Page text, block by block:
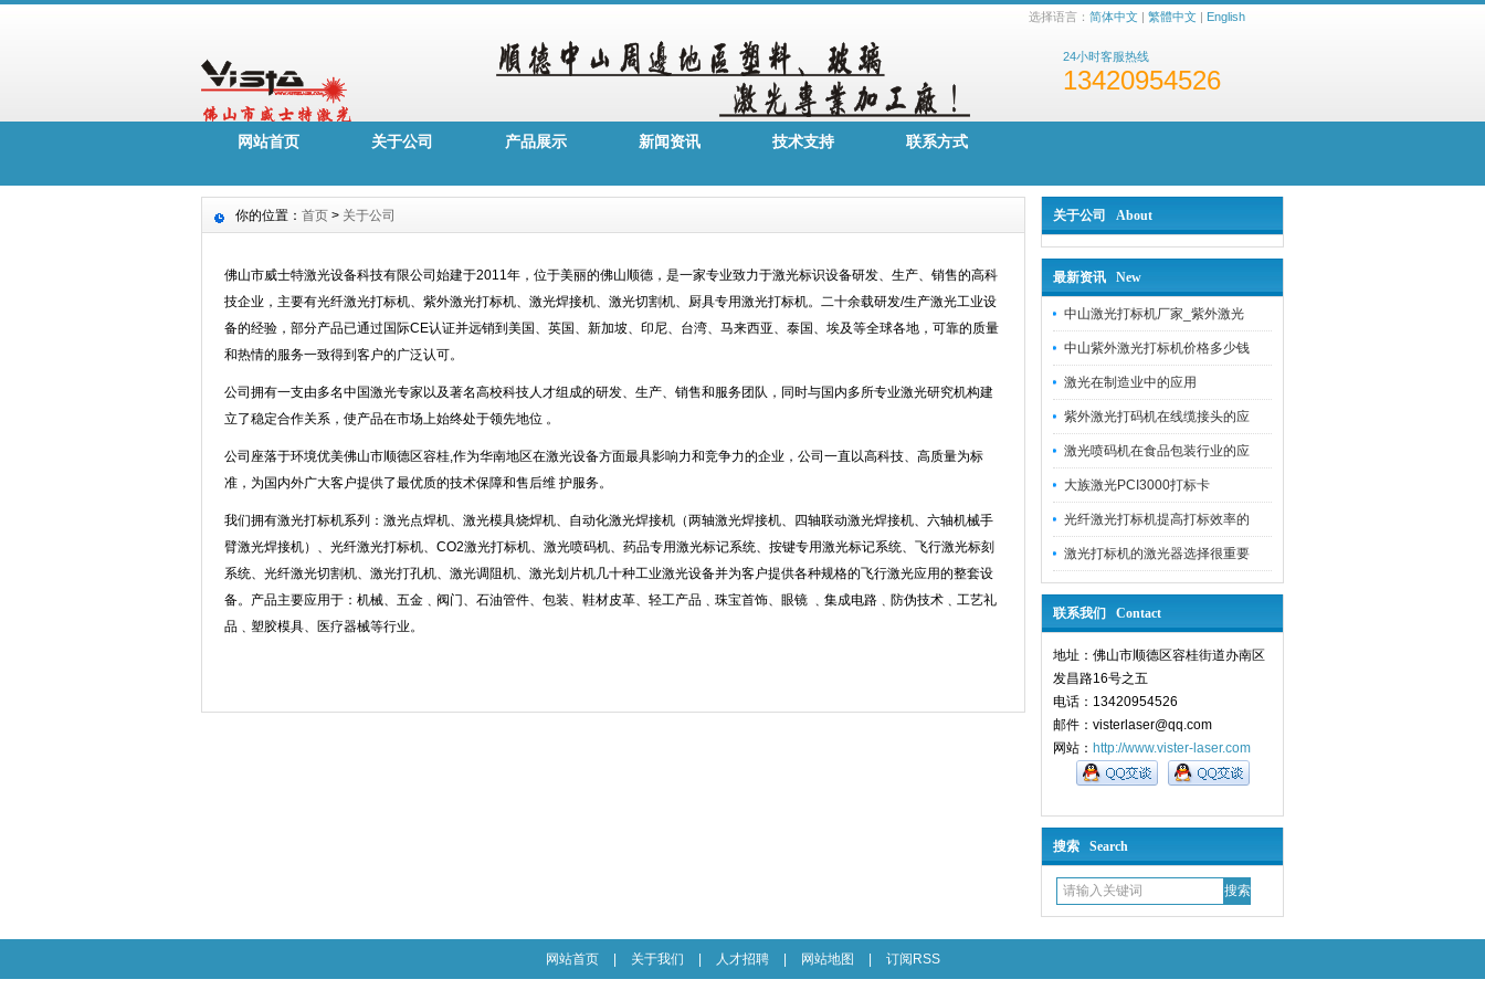
选择语言： 简体中文 | 繁體中文 | English
24小时客服热线
13420954526
网站首页 关于公司 产品展示 新闻资讯 技术支持 联系方式
关于公司 About
最新资讯 New
中山激光打标机厂家_紫外激光
中山紫外激光打标机价格多少钱
激光在制造业中的应用
紫外激光打码机在线缆接头的应
激光喷码机在食品包装行业的应
大族激光PCI3000打标卡
光纤激光打标机提高打标效率的
激光打标机的激光器选择很重要
联系我们 Contact
地址：佛山市顺德区容桂街道办南区
发昌路16号之五
电话：13420954526
邮件：visterlaser@qq.com
网站： http://www.vister-laser.com
搜索 Search
你的位置： 首页 > 关于公司
佛山市威士特激光设备科技有限公司始建于2011年，位于美丽的佛山顺德，是一家专业致力于激光标识设备研发、生产、销售的高科
技企业，主要有光纤激光打标机、紫外激光打标机、激光焊接机、激光切割机、厨具专用激光打标机。二十余载研发/生产激光工业设
备的经验，部分产品已通过国际CE认证并远销到美国、英国、新加坡、印尼、台湾、马来西亚、泰国、埃及等全球各地，可靠的质量
和热情的服务一致得到客户的广泛认可。
公司拥有一支由多名中国激光专家以及著名高校科技人才组成的研发、生产、销售和服务团队，同时与国内多所专业激光研究机构建
立了稳定合作关系，使产品在市场上始终处于领先地位 。
公司座落于环境优美佛山市顺德区容桂,作为华南地区在激光设备方面最具影响力和竞争力的企业，公司一直以高科技、高质量为标
准，为国内外广大客户提供了最优质的技术保障和售后维 护服务。
我们拥有激光打标机系列：激光点焊机、激光模具烧焊机、自动化激光焊接机（两轴激光焊接机、四轴联动激光焊接机、六轴机械手
臂激光焊接机）、光纤激光打标机、CO2激光打标机、激光喷码机、药品专用激光标记系统、按键专用激光标记系统、飞行激光标刻
系统、光纤激光切割机、激光打孔机、激光调阻机、激光划片机几十种工业激光设备并为客户提供各种规格的飞行激光应用的整套设
备。产品主要应用于：机械、五金﹑阀门、石油管件、包装、鞋材皮革、轻工产品﹑珠宝首饰、眼镜 ﹑集成电路﹑防伪技术﹑工艺礼
品﹑塑胶模具、医疗器械等行业。
网站首页 关于我们 人才招聘 网站地图 订阅RSS